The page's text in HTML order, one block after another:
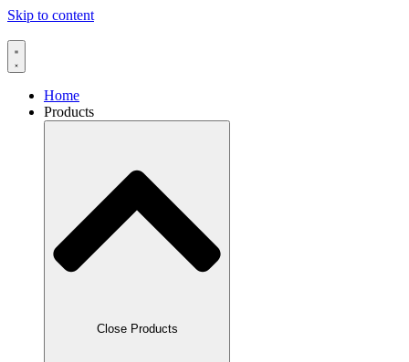
Skip to content
Home
Products
Close Products